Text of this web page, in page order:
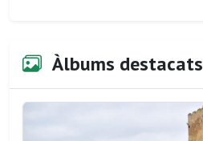
Àlbums destacats